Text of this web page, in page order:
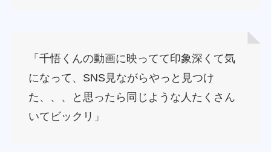
「千悟くんの動画に映ってて印象深くて気
になって、SNS見ながらやっと見つけ
た、、、と思ったら同じような人たくさん
いてビックリ」